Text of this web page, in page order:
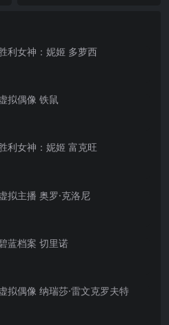
利女神：妮姬 多萝西
拟偶像 铁鼠
利女神：妮姬 富克旺
拟主播 奥罗·克洛尼
蓝档案 切里诺
拟偶像 纳瑞莎·雷文克罗夫特